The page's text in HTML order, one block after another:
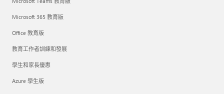
Microsoft 365 教育版
Office 教育版
教育工作者訓練和發展
學生和家長優惠
Azure 學生版